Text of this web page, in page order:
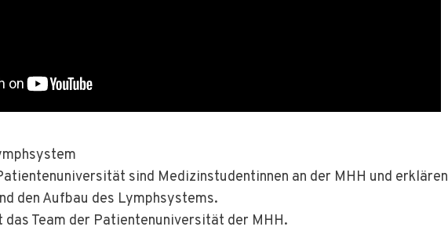
sind Medizinstudentinnen an der MHH und erklären
den Aufbau des Lymphsystems.
das Team der Patientenuniversität der MHH.